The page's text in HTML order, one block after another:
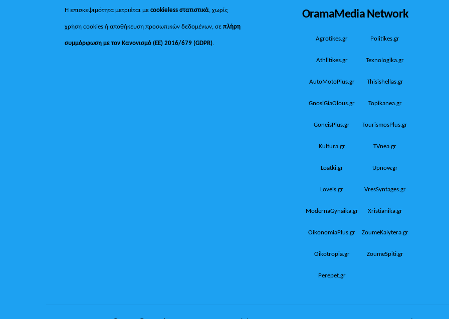
Η επισκεψιμότητα μετριέται μεcookieless στατιστικά, χωρίς
χρήση cookies ή αποθήκευση προσωπικών δεδομένων, σεπλήρη
συμμόρφωση με τον Κανονισμό (ΕΕ) 2016/679 (GDPR).
OramaMedia Network
Agrotikes.gr Politikes.gr
Athlitikes.gr Texnologika.gr
AutoMotoPlus.gr Thisishellas.gr
GnosiGiaOlous.gr Topikanea.gr
GoneisPlus.gr TourismosPlus.gr
Kultura.gr TVnea.gr
Loatki.gr Upnow.gr
Loveis.gr VresSyntages.gr
ModernaGynaika.gr Xristianika.gr
OikonomiaPlus.gr ZoumeKalytera.gr
Oikotropia.gr ZoumeSpiti.gr
Perepet.gr